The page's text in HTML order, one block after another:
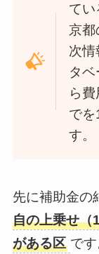
てい
京都
次情
タ
ら
で
す。
先に補助金の
自の上乗せ（
がある区 です